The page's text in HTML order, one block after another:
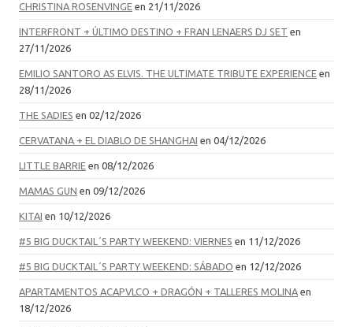
CHRISTINA ROSENVINGE en 21/11/2026
INTERFRONT + ÚLTIMO DESTINO + FRAN LENAERS DJ SET en
27/11/2026
EMILIO SANTORO AS ELVIS. THE ULTIMATE TRIBUTE EXPERIENCE en
28/11/2026
THE SADIES en 02/12/2026
CERVATANA + EL DIABLO DE SHANGHAI en 04/12/2026
LITTLE BARRIE en 08/12/2026
MAMAS GUN en 09/12/2026
KITAI en 10/12/2026
#5 BIG DUCKTAIL´S PARTY WEEKEND: VIERNES en 11/12/2026
#5 BIG DUCKTAIL´S PARTY WEEKEND: SÁBADO en 12/12/2026
APARTAMENTOS ACAPVLCO + DRAGÓN + TALLERES MOLINA en
18/12/2026